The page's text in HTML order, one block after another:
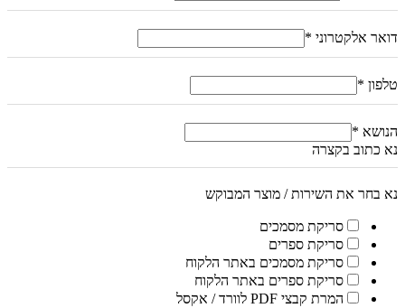
דואר אלקטרוני *
טלפון *
הנושא *
נא כתוב בקצרה
נא בחר את השירות / מוצר המבוקש
סריקת מסמכים
סריקת ספרים
סריקת מסמכים באתר הלקוח
סריקת ספרים באתר הלקוח
המרת קבצי PDF לוורד / אקסל